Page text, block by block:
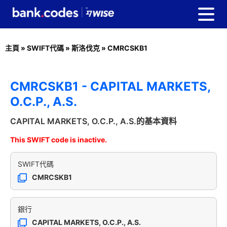
主頁 » SWIFT代碼 » 斯洛伐克 » CMRCSKB1
CMRCSKB1 - CAPITAL MARKETS,
O.C.P., A.S.
CAPITAL MARKETS, O.C.P., A.S.的基本資料
This SWIFT code is inactive.
SWIFT代碼
CMRCSKB1
銀行
CAPITAL MARKETS, O.C.P., A.S.